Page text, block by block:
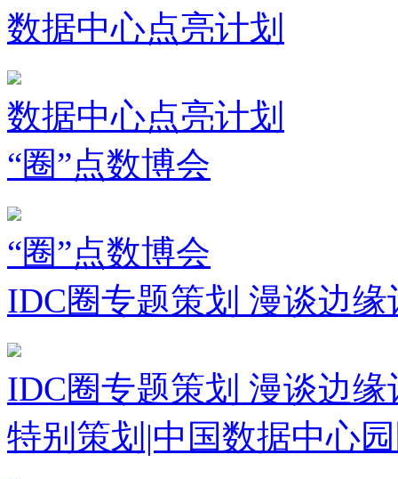
数据中心点亮计划
数据中心点亮计划
“圈”点数博会
“圈”点数博会
IDC圈专题策划 漫谈边缘
IDC圈专题策划 漫谈边缘
特别策划|中国数据中心